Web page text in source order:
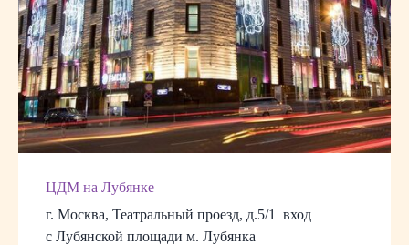
ЦДМ на Лубянке
г. Москва, Театральный проезд, д.5/1 вход
с Лубянской площади м. Лубянка